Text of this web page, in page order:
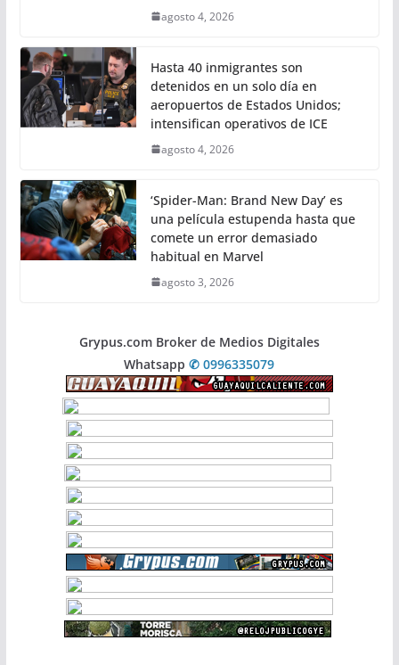
agosto 4, 2026
Hasta 40 inmigrantes son
detenidos en un solo día en
aeropuertos de Estados Unidos;
intensifican operativos de ICE
agosto 4, 2026
‘Spider-Man: Brand New Day’ es
una película estupenda hasta que
comete un error demasiado
habitual en Marvel
agosto 3, 2026
Grypus.com Broker de Medios Digitales
Whatsapp✆ 0996335079